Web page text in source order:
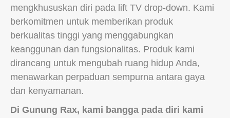
mengkhususkan diri pada lift TV drop-down. Kami
berkomitmen untuk memberikan produk
berkualitas tinggi yang menggabungkan
keanggunan dan fungsionalitas. Produk kami
dirancang untuk mengubah ruang hidup Anda,
menawarkan perpaduan sempurna antara gaya
dan kenyamanan.
Di Gunung Rax, kami bangga pada diri kami